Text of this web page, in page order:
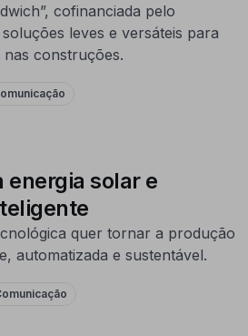
cofinanciada pelo
leves e versáteis para
construções.
energia solar e
quer tornar a produção
automatizada e sustentável.